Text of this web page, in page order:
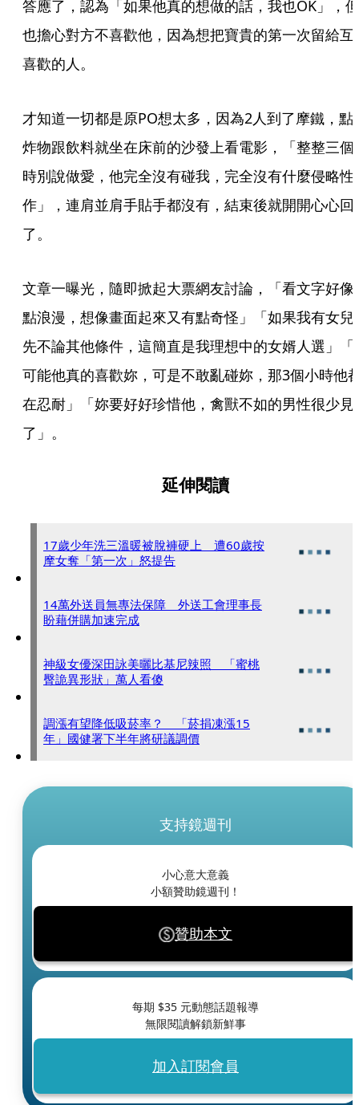
答應了，認為「如果他真的想做的話，我也OK」，但
也擔心對方不喜歡他，因為想把寶貴的第一次留給互
喜歡的人。
才知道一切都是原PO想太多，因為2人到了摩鐵，點
炸物跟飲料就坐在床前的沙發上看電影，「整整三個
時別說做愛，他完全沒有碰我，完全沒有什麼侵略性
作」，連肩並肩手貼手都沒有，結束後就開開心心回
了。
文章一曝光，隨即掀起大票網友討論，「看文字好像
點浪漫，想像畫面起來又有點奇怪」「如果我有女兒
先不論其他條件，這簡直是我理想中的女婿人選」「
可能他真的喜歡妳，可是不敢亂碰妳，那3個小時他
在忍耐」「妳要好好珍惜他，禽獸不如的男性很少見
了」。
延伸閱讀
17歲少年洗三溫暖被脫褲硬上 遭60歲按
摩女奪「第一次」怒提告
14萬外送員無專法保障 外送工會理事長
盼藉併購加速完成
神級女優深田詠美曬比基尼辣照 「蜜桃
臀詭異形狀」萬人看傻
調漲有望降低吸菸率？ 「菸捐凍漲15
年」國健署下半年將研議調價
支持鏡週刊
小心意大意義
小額贊助鏡週刊！
贊助本文
每期 $35 元動態話題報導
無限閱讀解鎖新鮮事
加入訂閱會員